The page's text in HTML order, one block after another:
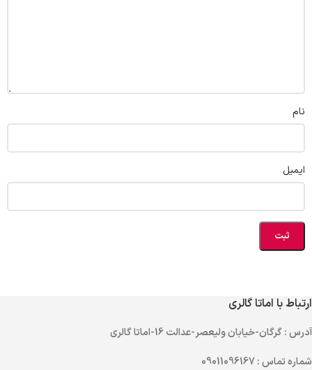
نام
ایمیل
ارتباط با اماتا گالری
آدرس: گرگان-خیابان ولیعصر-عدالت 16-اماتا گالری
شماره تماس: 09011096167